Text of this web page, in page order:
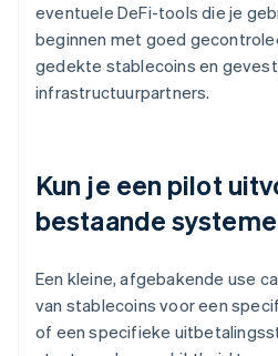
eventuele DeFi-tools die je
beginnen met goed
gedekte stablecoins en
infrastructuurpartners.
Kun je een pilot
bestaande
Een kleine, afgebakende use
van stablecoins voor een
of een specifieke